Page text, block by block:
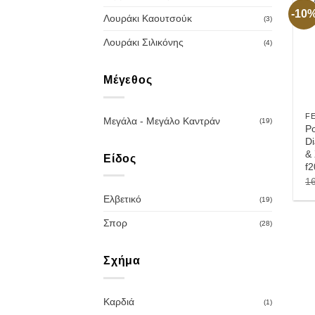
Λουράκι Καουτσούκ (3)
Λουράκι Σιλικόνης (4)
Μέγεθος
Μεγάλα - Μεγάλο Καντράν (19)
Είδος
Ελβετικό (19)
Σπορ (28)
Σχήμα
Καρδιά (1)
-
&